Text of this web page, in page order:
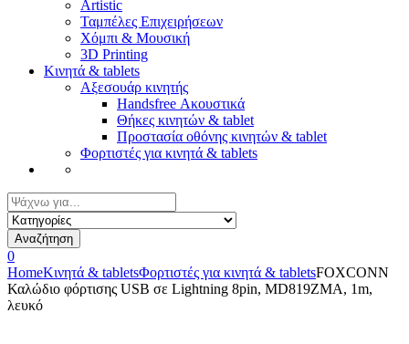
Artistic
Ταμπέλες Επιχειρήσεων
Χόμπι & Μουσική
3D Printing
Κινητά & tablets
Αξεσουάρ κινητής
Handsfree Ακουστικά
Θήκες κινητών & tablet
Προστασία οθόνης κινητών & tablet
Φορτιστές για κινητά & tablets
Αναζήτηση
για:
Αναζήτηση
0
HomeΚινητά & tabletsΦορτιστές για κινητά & tabletsFOXCONN
Καλώδιο φόρτισης USB σε Lightning 8pin, MD819ZMA, 1m,
λευκό